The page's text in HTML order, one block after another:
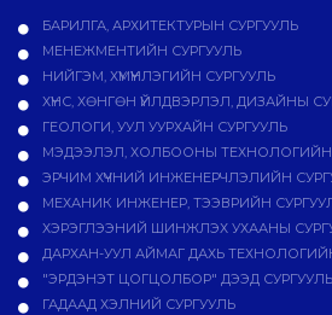
БАРИЛГА, АРХИТЕКТУРЫН СУРГУУЛЬ
МЕНЕЖМЕНТИЙН СУРГУУЛЬ
НИЙГЭМ, ХҮМҮҮНЛЭГИЙН СУРГУУЛЬ
ХҮНС, ХӨНГӨН ҮЙЛДВЭРЛЭЛ, ДИЗАЙНЫ
ГЕОЛОГИ, УУЛ УУРХАЙН СУРГУУЛЬ
МЭДЭЭЛЭЛ, ХОЛБООНЫ ТЕХНОЛОГИЙН
ЭРЧИМ ХҮЧНИЙ ИНЖЕНЕРЧЛЭЛИЙН
МЕХАНИК ИНЖЕНЕР, ТЭЭВРИЙН
ХЭРЭГЛЭЭНИЙ ШИНЖЛЭХ УХААНЫ
ДАРХАН-УУЛ АЙМАГ ДАХЬ
"ЭРДЭНЭТ ЦОГЦОЛБОР" ДЭЭД СУРГУУЛЬ
ГАДААД ХЭЛНИЙ СУРГУУЛЬ